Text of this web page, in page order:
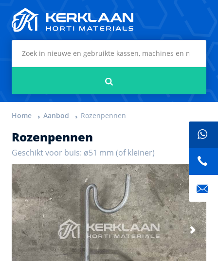
Home Aanbod Rozenpennen
Rozenpennen
Geschikt voor buis: ø51 mm (of kleiner)